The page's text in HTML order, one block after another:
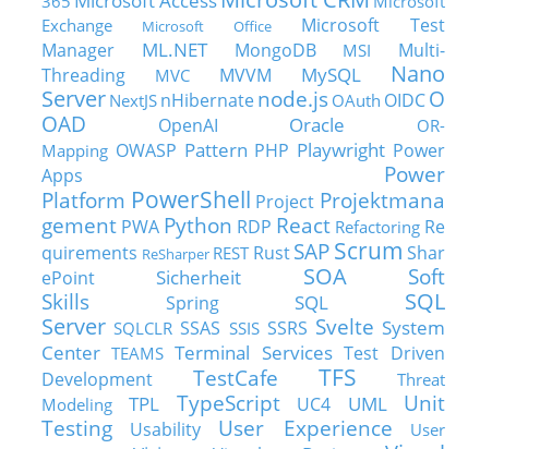
Exchange
Microsoft Office
Microsoft Test
Manager
ML.NET MongoDB MSI
Multi-
Threading
MVC MVVM MySQL
Nano
Server NextJS nHibernatenode.js OAuth OIDCO
OAD
OpenAI Oracle
OR-
Mapping OWASP Pattern PHP Playwright Power
Apps
Power
Platform PowerShell Project Projektmana
gement PWA Python RDP React Refactoring Re
quirements ReSharper REST Rust SAP Scrum Shar
ePoint
Sicherheit SOA
Soft
Skills
Spring SQL
SQL
Server SQLCLR SSAS SSIS SSRS Svelte System
Center TEAMS Terminal Services Test Driven
Development
TestCafe TFS
Threat
Modeling
TPL TypeScript UC4 UML
Unit
Testing
Usability User Experience
User